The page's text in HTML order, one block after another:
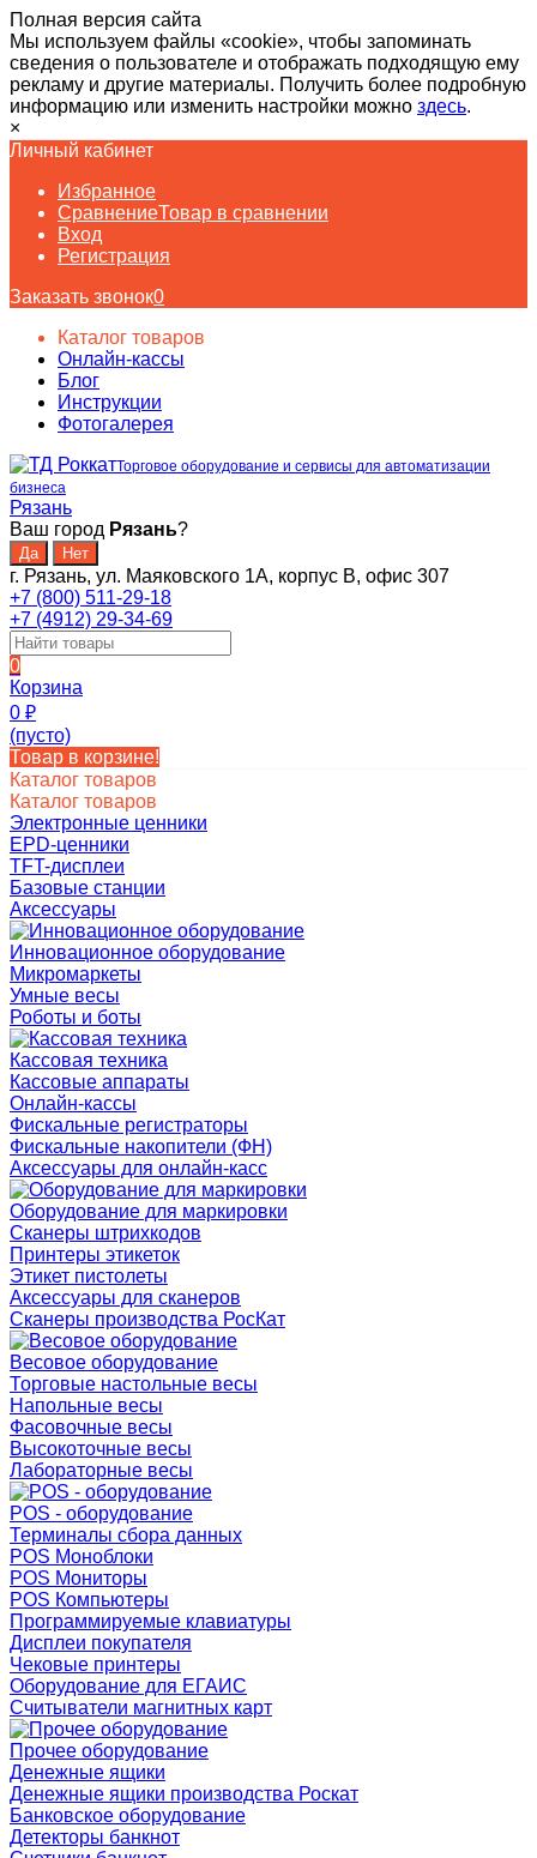
Полная версия сайта
Мы используем файлы «cookie», чтобы запоминать
сведения о пользователе и отображать подходящую ему
рекламу и другие материалы. Получить более подробную
информацию или изменить настройки можно здесь.
×
Личный кабинет
Избранное
СравнениеТовар в сравнении
Вход
Регистрация
Заказать звонок0
Каталог товаров
Онлайн-кассы
Блог
Инструкции
Фотогалерея
Торговое оборудование и сервисы для автоматизации
бизнеса
Рязань
Ваш город Рязань?
г. Рязань, ул. Маяковского 1А, корпус B, офис 307
+7 (800) 511-29-18
+7 (4912) 29-34-69
0
Корзина
0 ₽
(пусто)
Товар в корзине!
Каталог товаров
Каталог товаров
Электронные ценники
EPD-ценники
TFT-дисплеи
Базовые станции
Аксессуары
Инновационное оборудование
Микромаркеты
Умные весы
Роботы и боты
Кассовая техника
Кассовые аппараты
Онлайн-кассы
Фискальные регистраторы
Фискальные накопители (ФН)
Аксессуары для онлайн-касс
Оборудование для маркировки
Сканеры штрихкодов
Принтеры этикеток
Этикет пистолеты
Аксессуары для сканеров
Сканеры производства РосКат
Весовое оборудование
Торговые настольные весы
Напольные весы
Фасовочные весы
Высокоточные весы
Лабораторные весы
POS - оборудование
Терминалы сбора данных
POS Моноблоки
POS Мониторы
POS Компьютеры
Программируемые клавиатуры
Дисплеи покупателя
Чековые принтеры
Оборудование для ЕГАИС
Считыватели магнитных карт
Прочее оборудование
Денежные ящики
Денежные ящики производства Роскат
Банковское оборудование
Детекторы банкнот